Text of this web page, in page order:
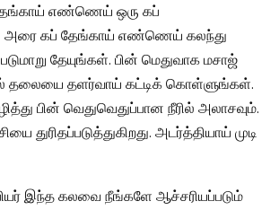
எண்ணெய் ஒரு கப்
அரை கப் தேங்காய் எண்ணெய் கலந்து
தேயுங்கள். பின் மெதுவாக மசாஜ்
தலையை தளர்வாய் கட்டிக் கொள்ளுங்கள்.
பின் வெதுவெதுப்பான நீரில் அலாசவும்.
துரிதப்படுத்துகிறது. அடர்த்தியாய் முடி
இந்த கலவை நீங்களே ஆச்சரியப்படும்